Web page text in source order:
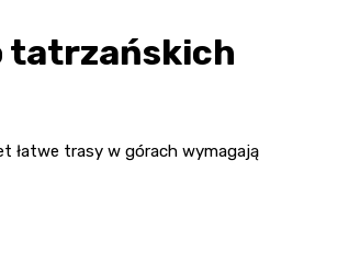
tatrzańskich
łatwe trasy w górach wymagają